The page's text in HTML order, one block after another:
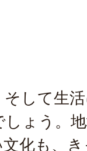
して生
ょう。
化も、